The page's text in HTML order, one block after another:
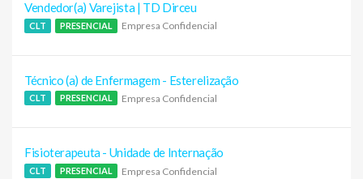
Vendedor(a) Varejista | TD Dirceu
CLT PRESENCIAL Empresa Confidencial
Técnico (a) de Enfermagem - Esterelização
CLT PRESENCIAL Empresa Confidencial
Fisioterapeuta - Unidade de Internação
CLT PRESENCIAL Empresa Confidencial